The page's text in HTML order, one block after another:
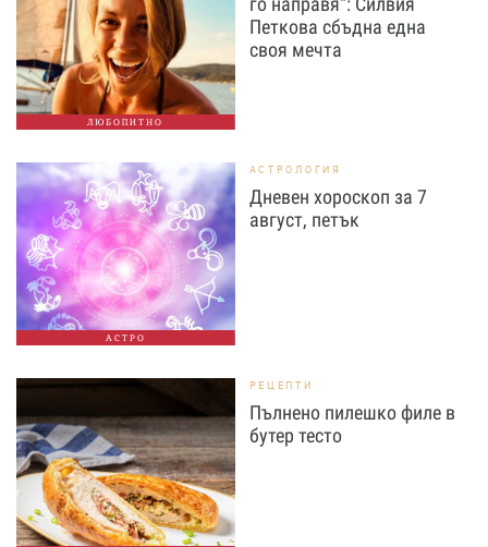
ЛЮБОПИТНО
Петкова сбъдна една
своя мечта
АСТРО
АСТРОЛОГИЯ
Дневен хороскоп за 7
август, петък
РЕЦЕПТИ
Пълнено пилешко филе в
бутер тесто